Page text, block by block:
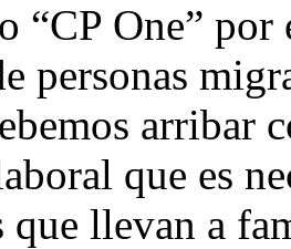
“CP One” por
personas
arribar
que es
que llevan a